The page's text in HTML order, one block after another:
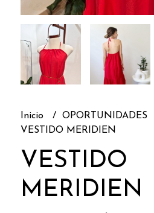
Inicio
OPORTUNIDADES
VESTIDO MERIDIEN
VESTIDO
MERIDIEN